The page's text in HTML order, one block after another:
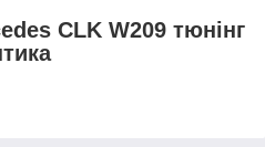
CLK W209 тюнінг